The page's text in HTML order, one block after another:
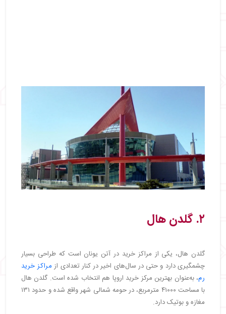
۲. گلدن هال
گلدن هال، یکی از مراکز خرید در آتن یونان است که طراحی بسیار
چشمگیری دارد و حتی در سال‌های اخیر در کنار تعدادی از مراکز خرید
رم، به‌عنوان بهترین مرکز خرید اروپا هم انتخاب شده است. گلدن هال
با مساحت ۴۱۰۰۰ مترمربع، در حومه شمالی شهر واقع شده و حدود ۱۳۱
مغازه و بوتیک دارد.